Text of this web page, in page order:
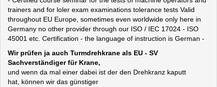
trainers and for loler exam examinations tolerance tests Valid
throughout EU Europe, sometimes even worldwide only here in
Germany no other provider through our ISO / IEC 17024 - ISO
45001 etc. Certification - the language of instruction is German -
Wir prüfen ja auch Turmdrehkrane als EU - SV
Sachverständiger für Krane,
und wenn da mal einer dabei ist der den Drehkranz kaputt
hat, können wir das günstiger